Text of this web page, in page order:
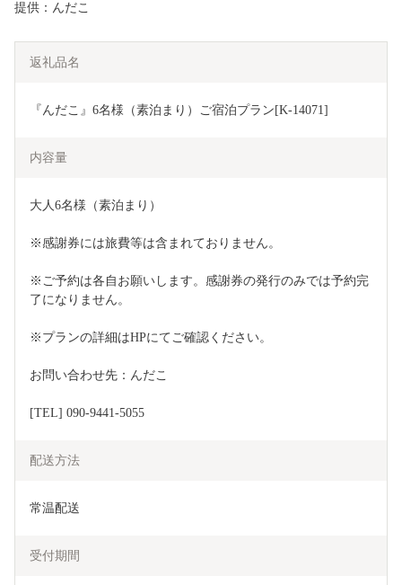
提供：んだこ
返礼品名
『んだこ』6名様（素泊まり）ご宿泊プラン[K-14071]
内容量
大人6名様（素泊まり）
※感謝券には旅費等は含まれておりません。
※ご予約は各自お願いします。感謝券の発行のみでは予約完
了になりません。
※プランの詳細はHPにてご確認ください。
お問い合わせ先：んだこ
[TEL] 090-9441-5055
配送方法
常温配送
受付期間